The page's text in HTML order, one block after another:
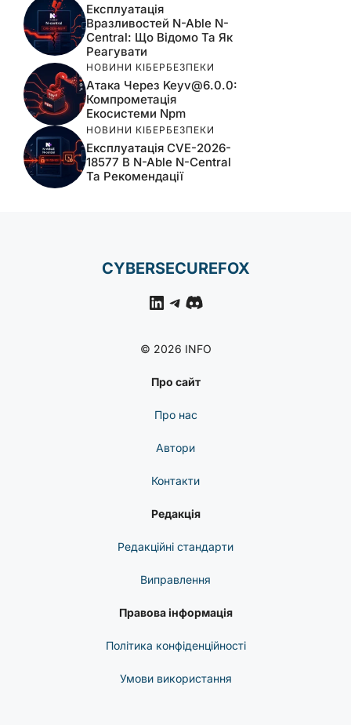
Експлуатація
Вразливостей N-Able N-
Central: Що Відомо Та Як
Реагувати
НОВИНИ КІБЕРБЕЗПЕКИ
Атака Через Keyv@6.0.0:
Компрометація
Екосистеми Npm
НОВИНИ КІБЕРБЕЗПЕКИ
Експлуатація CVE-2026-
18577 В N-Able N-Central
Та Рекомендації
CYBERSECUREFOX
LinkedIn
Telegram
Discord
© 2026 INFO
Про сайт
Про нас
Автори
Контакти
Редакція
Редакційні стандарти
Виправлення
Правова інформація
Політика конфіденційності
Умови використання